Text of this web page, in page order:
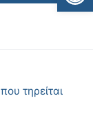
τηρείται